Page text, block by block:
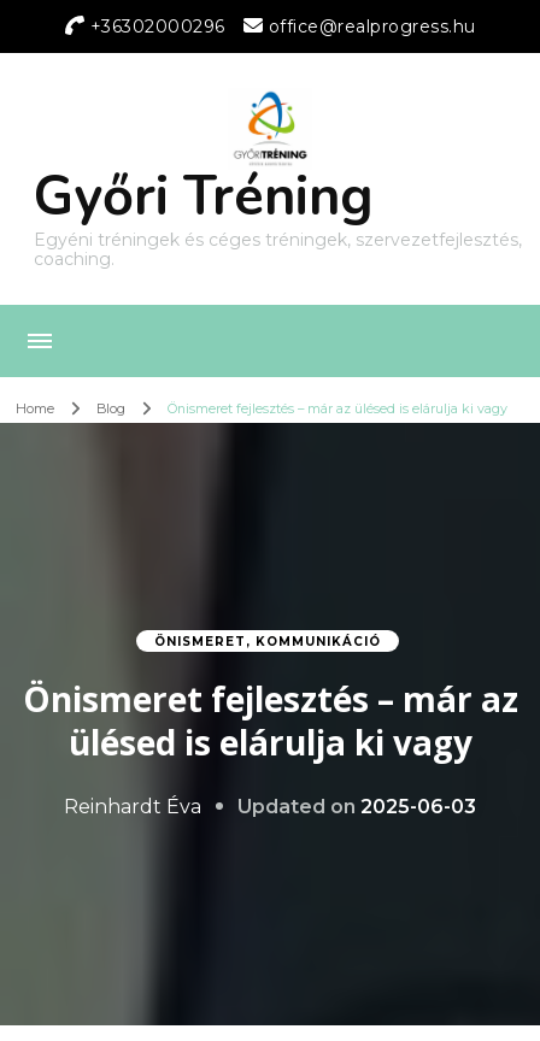
+36302000296 office@realprogress.hu
Győri Tréning
Egyéni tréningek és céges tréningek, szervezetfejlesztés,
coaching.
Home Blog Önismeret fejlesztés – már az ülésed is elárulja ki vagy
ÖNISMERET, KOMMUNIKÁCIÓ
Önismeret fejlesztés – már az
ülésed is elárulja ki vagy
Reinhardt Éva Updated on 2025-06-03